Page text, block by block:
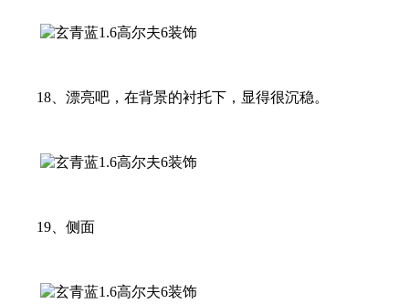
18、漂亮吧，在背景的衬托下，显得很沉稳。
19、侧面